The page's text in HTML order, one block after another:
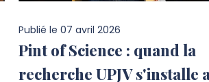
Publié le07 avril 2026
Pint of Science : quand la
recherche UPJV s'installe